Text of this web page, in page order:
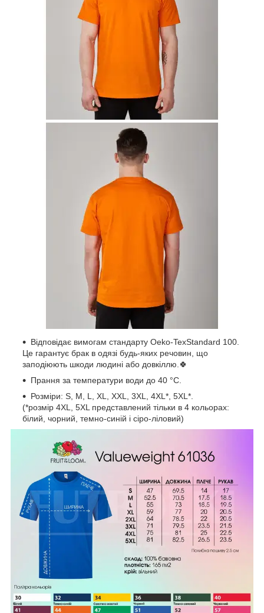
Відповідає вимогам стандарту Oeko-TexStandard 100.
Це гарантує брак в одязі будь-яких речовин, що
заподіюють шкоди людині або довкіллю.🍀
Прання за температури води до 40 °C.
Розміри: S, M, L, XL, XXL, 3XL, 4XL*, 5XL*.
(*розмір 4XL, 5XL представлений тільки в 4 кольорах:
білий, чорний, темно-синій і сіро-ліловий)